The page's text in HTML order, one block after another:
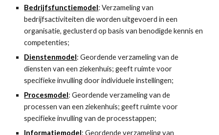
Bedrijfsfunctiemodel: Verzameling van
bedrijfsactiviteiten die worden uitgevoerd in een
organisatie, geclusterd op basis van benodigde kennis en
competenties;
Dienstenmodel: Geordende verzameling van de
diensten van een ziekenhuis; geeft ruimte voor
specifieke invulling door individuele instellingen;
Procesmodel: Geordende verzameling van de
processen van een ziekenhuis; geeft ruimte voor
specifieke invulling van de processtappen;
Informatiemodel: Geordende verzameling van